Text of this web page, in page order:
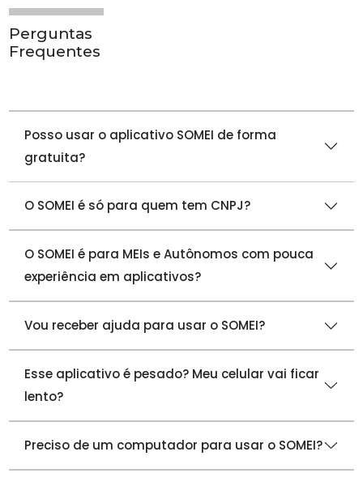
Perguntas
Frequentes
Posso usar o aplicativo SOMEI de forma
gratuita?
O SOMEI é só para quem tem CNPJ?
O SOMEI é para MEIs e Autônomos com pouca
experiência em aplicativos?
Vou receber ajuda para usar o SOMEI?
Esse aplicativo é pesado? Meu celular vai ficar
lento?
Preciso de um computador para usar o SOMEI?